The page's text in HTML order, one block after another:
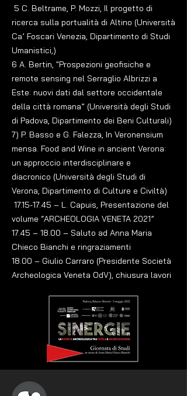
5 C. Beltrame, P. Mozzi, Il progetto di
ricerca sulla portualità di Altino (Università
Ca’ Foscari Venezia, Dipartimento di Studi
Umanistici,)
6 A. Bertin, "Prospezioni geofisiche e
remote sensing nel Serraglio Albrizzi a
Este: nuovi dati dal settore occidentale
della città romana” (Università degli Studi
di Padova, Dipartimento dei Beni Culturali)
7) P. Basso e G. Falezza, In Veronensium
mensa. Food and Wine in ancient Verona:
un approccio interdisciplinare e
diacronico (Università degli Studi di
Verona, Dipartimento di Culture e Civiltà)
17.15-17.45 – L. Capuis, Presentazione del
volume “ARCHEOLOGIA VENETA 2021”
17.45 – 18.00 – Saluto ad Anna Maria
Chieco Bianchi e ringraziamenti
18.00 – Giulio Carraro (Presidente Società
Archeologica Veneta OdV), chiusura lavori